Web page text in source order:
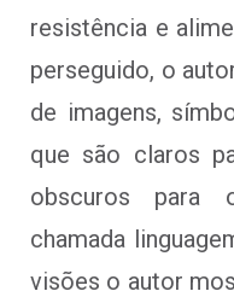
resistência e
perseguido, o
de imagens,
que são claros
obscuros para
chamada
visões o autor